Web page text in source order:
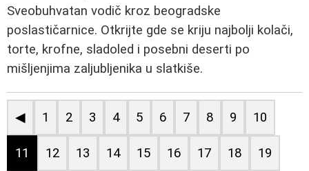
Sveobuhvatan vodič kroz beogradske
poslastičarnice. Otkrijte gde se kriju najbolji kolači,
torte, krofne, sladoled i posebni deserti po
mišljenjima zaljubljenika u slatkiše.
◀ 1 2 3 4 5 6 7 8 9 10
11 12 13 14 15 16 17 18 19